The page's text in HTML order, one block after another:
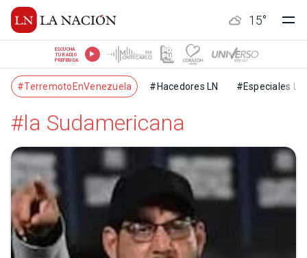
15°
ESCUCHÁ
TU RADIO
PREFERIDA
#TerremotoEnVenezuela #Hacedores LN #Especiales LN
#la Sudamericana